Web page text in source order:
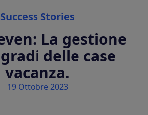
Success Stories
La gestione
delle case
vacanza.
19 Ottobre 2023